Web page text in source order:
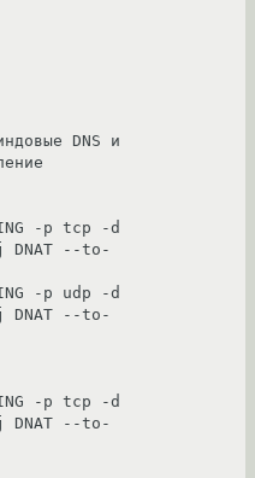
DNS и
-p tcp -d
--to-
-p udp -d
--to-
-p tcp -d
--to-